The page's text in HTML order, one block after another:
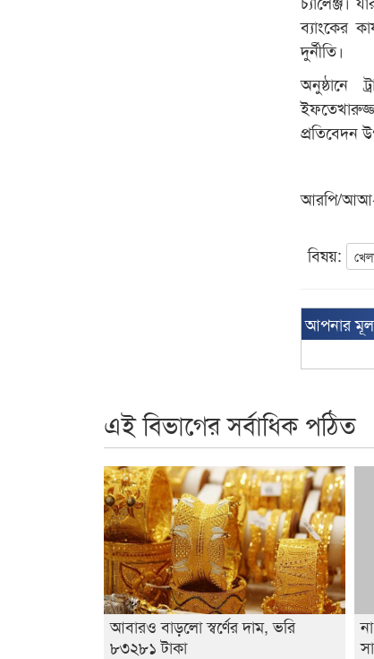
ব্যাংকের
দুর্নীতি।
অনুষ্ঠানে
প্রতিবেদন
আরপি/
বিষয়:
আপনার
এই বিভাগের সর্বাধিক পঠিত
আবারও বাড়লো স্বর্ণের দাম, ভরি
৮৩২৮১ টাকা